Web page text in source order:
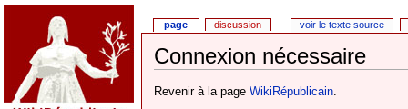
Connexion nécessaire
Revenir à la page WikiRépublicain.
page discussion voir le texte source